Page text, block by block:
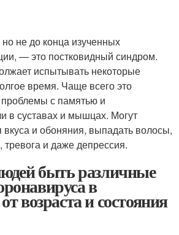
не до конца изученных
— это постковидный синдром.
испытывать некоторые
время. Чаще всего это
с памятью и
в суставах и мышцах. Могут
вкуса и обоняния, выпадать волосы,
и даже депрессия.
быть различные
в
возраста и состояния